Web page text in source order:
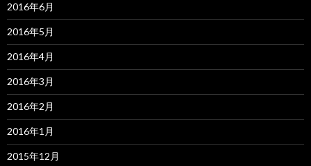
2016年6月
2016年5月
2016年4月
2016年3月
2016年2月
2016年1月
2015年12月